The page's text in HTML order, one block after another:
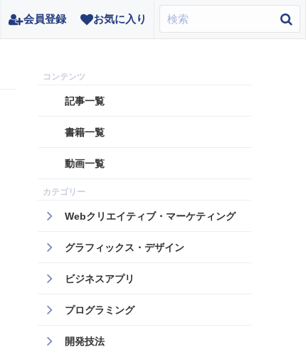
会員登録 お気に入り
記事一覧
書籍一覧
動画一覧
Webクリエイティブ・マーケティング
グラフィックス・デザイン
ビジネスアプリ
プログラミング
開発技法